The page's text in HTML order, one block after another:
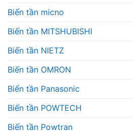
Biến tần micno
Biến tần MITSHUBISHI
Biến tần NIETZ
Biến tần OMRON
Biến tần Panasonic
Biến tần POWTECH
Biến tần Powtran